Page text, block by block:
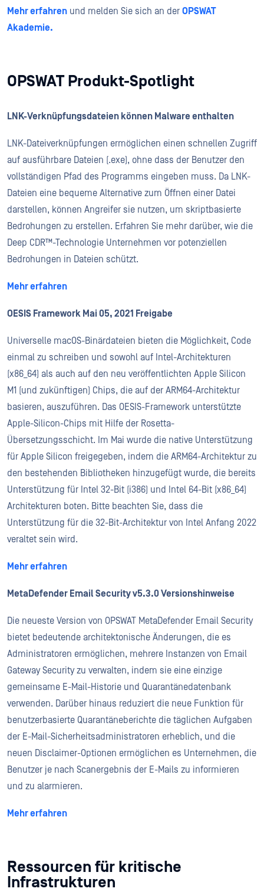
Mehr erfahren und melden Sie sich an der OPSWAT
Akademie.
OPSWAT Produkt-Spotlight
LNK-Verknüpfungsdateien können Malware enthalten
LNK-Dateiverknüpfungen ermöglichen einen schnellen Zugriff
auf ausführbare Dateien (.exe), ohne dass der Benutzer den
vollständigen Pfad des Programms eingeben muss. Da LNK-
Dateien eine bequeme Alternative zum Öffnen einer Datei
darstellen, können Angreifer sie nutzen, um skriptbasierte
Bedrohungen zu erstellen. Erfahren Sie mehr darüber, wie die
Deep CDR™-Technologie Unternehmen vor potenziellen
Bedrohungen in Dateien schützt.
Mehr erfahren
OESIS Framework Mai 05, 2021 Freigabe
Universelle macOS-Binärdateien bieten die Möglichkeit, Code
einmal zu schreiben und sowohl auf Intel-Architekturen
(x86_64) als auch auf den neu veröffentlichten Apple Silicon
M1 (und zukünftigen) Chips, die auf der ARM64-Architektur
basieren, auszuführen. Das OESIS-Framework unterstützte
Apple-Silicon-Chips mit Hilfe der Rosetta-
Übersetzungsschicht. Im Mai wurde die native Unterstützung
für Apple Silicon freigegeben, indem die ARM64-Architektur zu
den bestehenden Bibliotheken hinzugefügt wurde, die bereits
Unterstützung für Intel 32-Bit (i386) und Intel 64-Bit (x86_64)
Architekturen boten. Bitte beachten Sie, dass die
Unterstützung für die 32-Bit-Architektur von Intel Anfang 2022
veraltet sein wird.
Mehr erfahren
MetaDefender Email Security v5.3.0 Versionshinweise
Die neueste Version von OPSWAT MetaDefender Email Security
bietet bedeutende architektonische Änderungen, die es
Administratoren ermöglichen, mehrere Instanzen von Email
Gateway Security zu verwalten, indem sie eine einzige
gemeinsame E-Mail-Historie und Quarantänedatenbank
verwenden. Darüber hinaus reduziert die neue Funktion für
benutzerbasierte Quarantäneberichte die täglichen Aufgaben
der E-Mail-Sicherheitsadministratoren erheblich, und die
neuen Disclaimer-Optionen ermöglichen es Unternehmen, die
Benutzer je nach Scanergebnis der E-Mails zu informieren
und zu alarmieren.
Mehr erfahren
Ressourcen für kritische
Infrastrukturen